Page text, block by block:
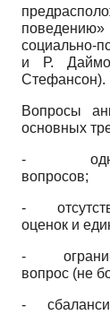
социально-
и Р.
Стефансон).
Вопросы
основных
-
вопросов;
-
оценок и
-
вопрос (не
-